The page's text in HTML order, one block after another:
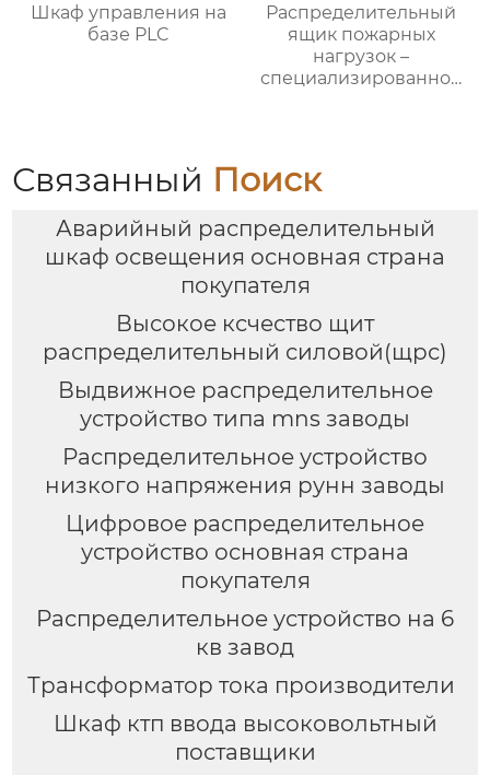
Шкаф управления на
базе PLC
Распределительный
ящик пожарных
нагрузок –
специализированное
Связанный Поиск
Аварийный распределительный
шкаф освещения основная страна
покупателя
Высокое ксчество щит
распределительный силовой(щрс)
Выдвижное распределительное
устройство типа mns заводы
Распределительное устройство
низкого напряжения рунн заводы
Цифровое распределительное
устройство основная страна
покупателя
Распределительное устройство на 6
кв завод
Трансформатор тока производители
Шкаф ктп ввода высоковольтный
поставщики